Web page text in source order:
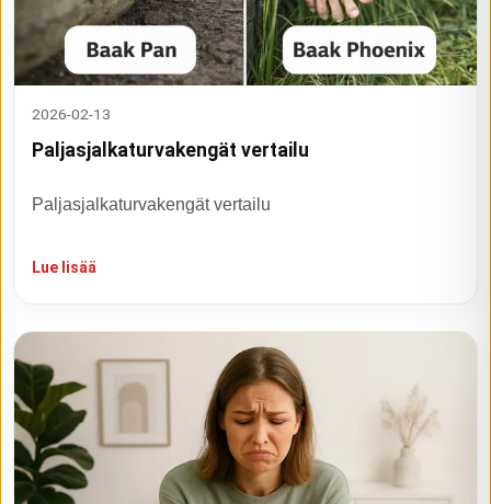
2026-02-13
Paljasjalkaturvakengät vertailu
Paljasjalkaturvakengät vertailu
Lue lisää